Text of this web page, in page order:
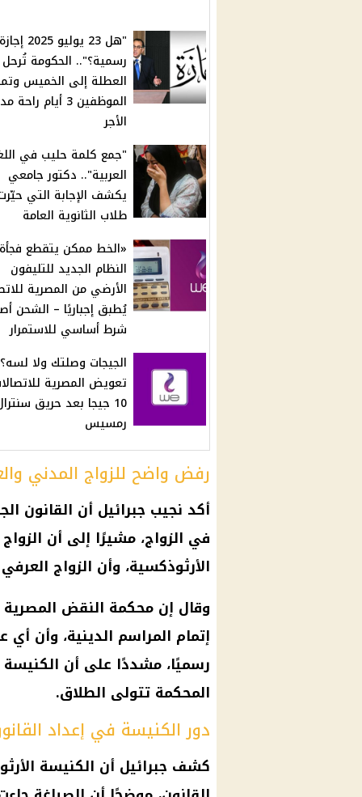
"هل 23 يوليو 2025 إجازة
رسمية؟".. الحكومة تُرحل
العطلة إلى الخميس
الموظفين 3 أيام
الأجر
"جمع كلمة حليب في
العربية".. دكتور جامعي
يكشف الإجابة التي
طلاب الثانوية العامة
«الخط ممكن يتقطع
النظام الجديد للتليفون
الأرضي من المصرية
يُطبق إجباريًا – الشحن
شرط أساسي للاستمرار
الجيجات وصلتك ولا
تعويض المصرية
10 جيجا بعد حريق
رمسيس
رفض واضح للزواج المدني
أكد نجيب جبرائيل أن القانون
في الزواج، مشيرًا إلى أن
الأرثوذكسية، وأن الزواج
وقال إن محكمة النقض
إتمام المراسم الدينية، وأن
رسميًا، مشددًا على أن
المحكمة تتولى الطلاق.
دور الكنيسة في إعداد
كشف جبرائيل أن الكنيسة